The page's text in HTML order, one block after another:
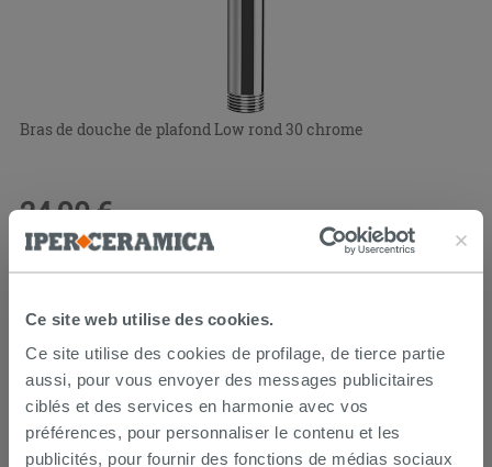
Ce site web utilise des cookies.
Ce site utilise des cookies de profilage, de tierce partie
aussi, pour vous envoyer des messages publicitaires
ciblés et des services en harmonie avec vos
préférences, pour personnaliser le contenu et les
publicités, pour fournir des fonctions de médias sociaux
Bras de douche de plafond Low rond 30 chrome
24,90 € /PC